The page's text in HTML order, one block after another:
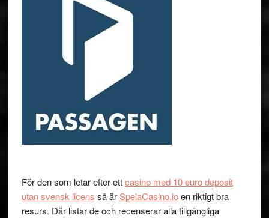
För den som letar efter ettcasino med 10 euro deposit
utan svensk licens så ärSpelaCasino.ioen riktigt bra
resurs. Där listar de och recenserar alla tillgängliga